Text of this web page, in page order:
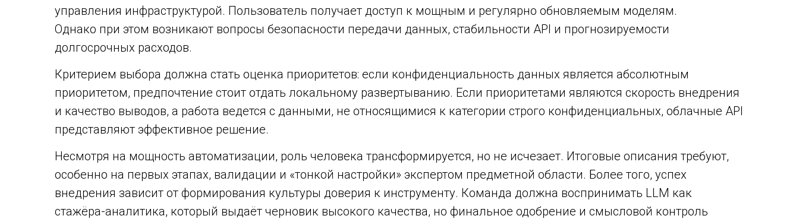
управления инфраструктурой. Пользователь получает доступ к мощным и регулярно обновляемым моделям.
Однако при этом возникают вопросы безопасности передачи данных, стабильности API и прогнозируемости
долгосрочных расходов.
Критерием выбора должна стать оценка приоритетов: если конфиденциальность данных является абсолютным
приоритетом, предпочтение стоит отдать локальному развертыванию. Если приоритетами являются скорость внедрения
и качество выводов, а работа ведется с данными, не относящимися к категории строго конфиденциальных, облачные API
представляют эффективное решение.
Несмотря на мощность автоматизации, роль человека трансформируется, но не исчезает. Итоговые описания требуют,
особенно на первых этапах, валидации и «тонкой настройки» экспертом предметной области. Более того, успех
внедрения зависит от формирования культуры доверия к инструменту. Команда должна воспринимать LLM как
стажёра-аналитика, который выдаёт черновик высокого качества, но финальное одобрение и смысловой контроль